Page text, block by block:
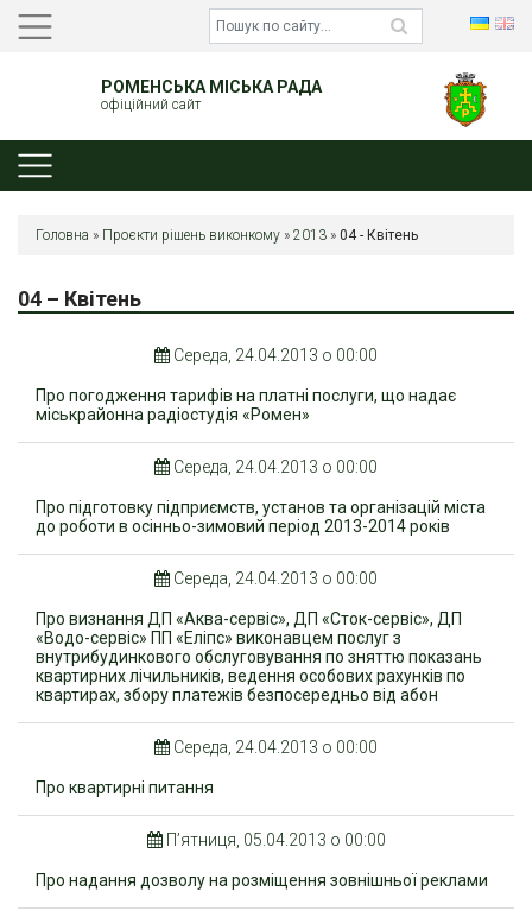
РОМЕНСЬКА МІСЬКА РАДА
офіційний сайт
Головна » Проєкти рішень виконкому » 2013 » 04 - Квітень
04 – Квітень
Середа, 24.04.2013 о 00:00
Про погодження тарифів на платні послуги, що надає
міськрайонна радіостудія «Ромен»
Середа, 24.04.2013 о 00:00
Про підготовку підприємств, установ та організацій міста
до роботи в осінньо-зимовий період 2013-2014 років
Середа, 24.04.2013 о 00:00
Про визнання ДП «Аква-сервіс», ДП «Сток-сервіс», ДП
«Водо-сервіс» ПП «Еліпс» виконавцем послуг з
внутрибудинкового обслуговування по зняттю показань
квартирних лічильників, ведення особових рахунків по
квартирах, збору платежів безпосередньо від абон
Середа, 24.04.2013 о 00:00
Про квартирні питання
П’ятниця, 05.04.2013 о 00:00
Про надання дозволу на розміщення зовнішньої реклами